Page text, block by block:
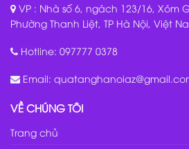
VP : Nhà số 6, ngách 123/16, Xóm
Phường Thanh Liệt, TP Hà Nội, Việt
Hotline: 097777 0378
Email:
VỀ CHÚNG TÔI
Trang chủ